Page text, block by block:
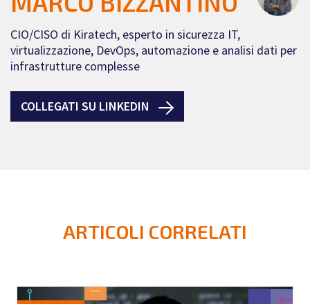
CIO/CISO di Kiratech, esperto in sicurezza IT,
virtualizzazione, DevOps, automazione e analisi dati per
infrastrutture complesse
COLLEGATI SU LINKEDIN
ARTICOLI CORRELATI